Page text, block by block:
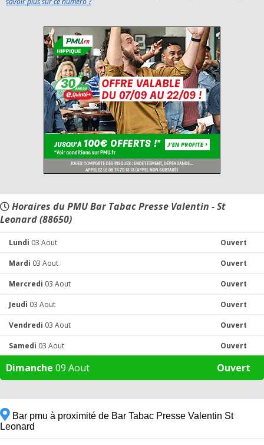
Horaires du PMU Bar Tabac Presse Valentin - St
Leonard (88650)
Lundi 03 Aout Ouvert
Mardi 03 Aout Ouvert
Mercredi 03 Aout Ouvert
Jeudi 03 Aout Ouvert
Vendredi 03 Aout Ouvert
Samedi 03 Aout Ouvert
Dimanche 09 Aout Ouvert
Bar pmu à proximité de Bar Tabac Presse Valentin St
Leonard